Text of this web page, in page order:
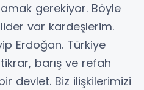
gerekiyor. Böyle
var kardeşlerim.
Erdoğan. Türkiye
barış ve refah
devlet. Biz ilişkilerimizi